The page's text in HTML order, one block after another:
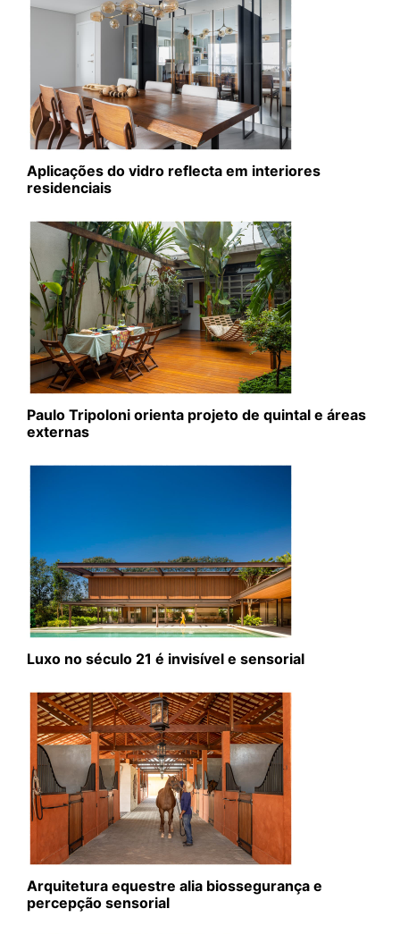
Aplicações do vidro reflecta em interiores
residenciais
Paulo Tripoloni orienta projeto de quintal e áreas
externas
Luxo no século 21 é invisível e sensorial
Arquitetura equestre alia biossegurança e
percepção sensorial